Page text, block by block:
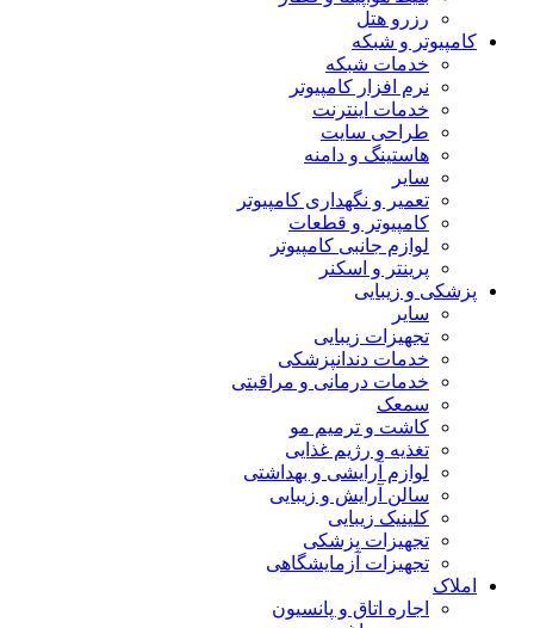
رزرو هتل
کامپیوتر و شبکه
خدمات شبکه
نرم افزار کامپیوتر
خدمات اینترنت
طراحی سایت
هاستینگ و دامنه
سایر
تعمیر و نگهداری کامپیوتر
کامپیوتر و قطعات
لوازم جانبی کامپیوتر
پرینتر و اسکنر
پزشکی و زیبایی
سایر
تجهیزات زیبایی
خدمات دندانپزشکی
خدمات درمانی و مراقبتی
سمعک
کاشت و ترمیم مو
تغذیه و رژیم غذایی
لوازم آرایشی و بهداشتی
سالن آرایش و زیبایی
کلینیک زیبایی
تجهیزات پزشکی
تجهیزات آزمایشگاهی
املاک
اجاره اتاق و پانسیون